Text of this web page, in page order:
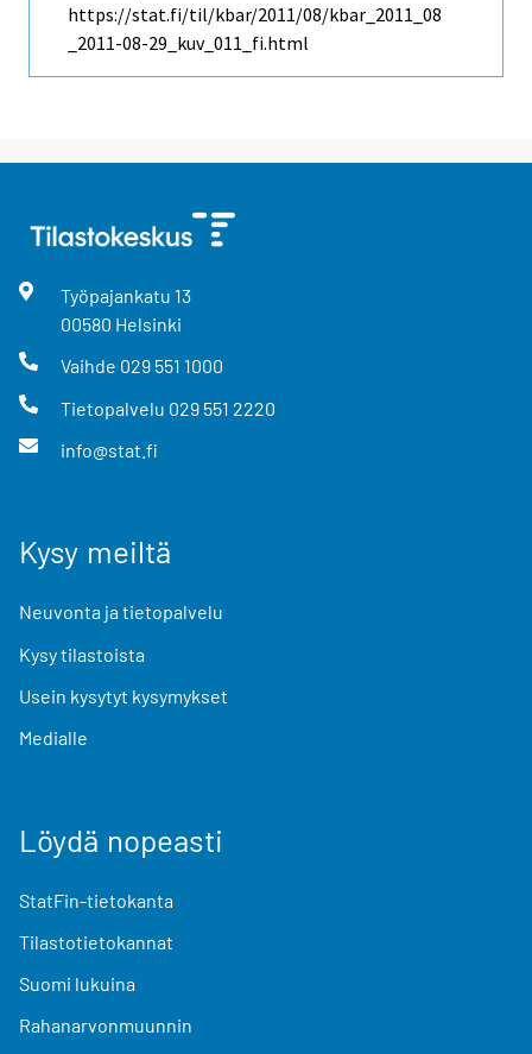
https://stat.fi/til/kbar/2011/08/kbar_2011_08
_2011-08-29_kuv_011_fi.html
Työpajankatu 13
00580 Helsinki
Vaihde 029 551 1000
Tietopalvelu 029 551 2220
info@stat.fi
Kysy meiltä
Neuvonta ja tietopalvelu
Kysy tilastoista
Usein kysytyt kysymykset
Medialle
Löydä nopeasti
StatFin-tietokanta
Tilastotietokannat
Suomi lukuina
Rahanarvonmuunnin